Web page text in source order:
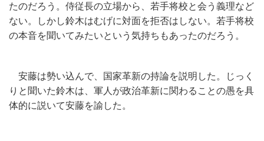
たのだろう。侍従長の立場から、若手将校と会う義理など
ない。しかし鈴木はむげに対面を拒否はしない。若手将校
の本音を聞いてみたいという気持ちもあったのだろう。
安藤は勢い込んで、国家革新の持論を説明した。じっく
りと聞いた鈴木は、軍人が政治革新に関わることの愚を具
体的に説いて安藤を諭した。